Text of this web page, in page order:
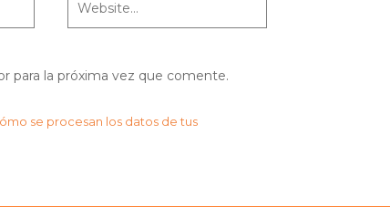
para la próxima vez que comente.
se procesan los datos de tus